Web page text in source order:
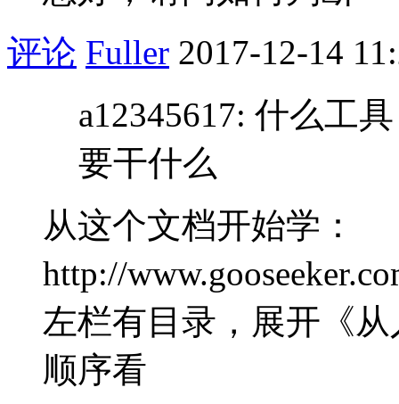
评论 Fuller 2017-12-14
a12345617: 什么工
要干什么
从这个文档开始学：
http://
左栏有目录，展开《
顺序看